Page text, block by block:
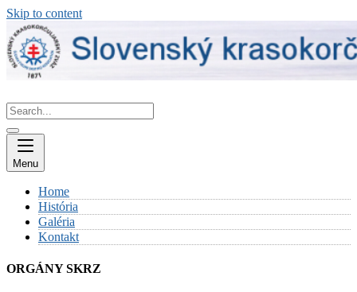
Skip to content
Menu
Home
História
Galéria
Kontakt
ORGÁNY SKRZ